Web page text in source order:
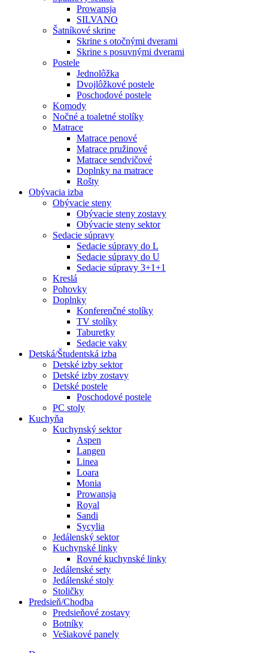
Prowansja
SILVANO
Šatníkové skrine
Skrine s otočnými dverami
Skrine s posuvnými dverami
Postele
Jednolôžka
Dvojlôžkové postele
Poschodové postele
Komody
Nočné a toaletné stolíky
Matrace
Matrace penové
Matrace pružinové
Matrace sendvičové
Doplnky na matrace
Rošty
Obývacia izba
Obývacie steny
Obývacie steny zostavy
Obývacie steny sektor
Sedacie súpravy
Sedacie súpravy do L
Sedacie súpravy do U
Sedacie súpravy 3+1+1
Kreslá
Pohovky
Doplnky
Konferenčné stolíky
TV stolíky
Taburetky
Sedacie vaky
Detská/Študentská izba
Detské izby sektor
Detské izby zostavy
Detské postele
Poschodové postele
PC stoly
Kuchyňa
Kuchynský sektor
Aspen
Langen
Linea
Loara
Monia
Prowansja
Royal
Sandi
Sycylia
Jedálenský sektor
Kuchynské linky
Rovné kuchynské linky
Jedálenské sety
Jedálenské stoly
Stoličky
Predsieň/Chodba
Predsieňové zostavy
Botníky
Vešiakové panely